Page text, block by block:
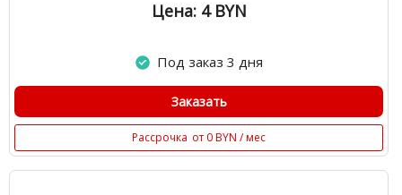
Цена: 4 BYN
Под заказ 3 дня
Заказать
Рассрочка от 0 BYN / мес